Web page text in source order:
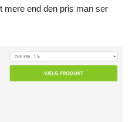
mere end den pris man ser